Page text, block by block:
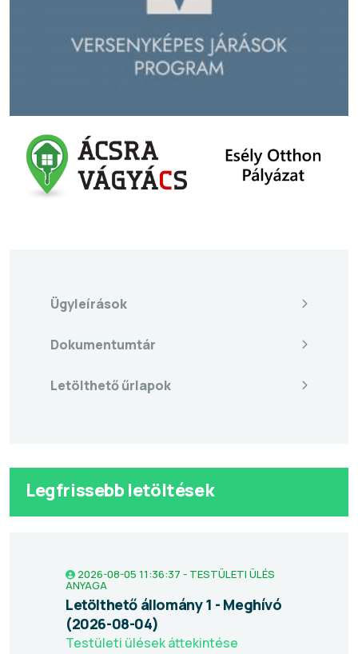
Ügyleírások
Dokumentumtár
Letölthető űrlapok
Legfrissebb letöltések
2026-08-05 11:36:37 - TESTÜLETI ÜLÉS
ANYAGA
Letölthető állomány 1 - Meghívó
(2026-08-04)
Testületi ülések áttekintése